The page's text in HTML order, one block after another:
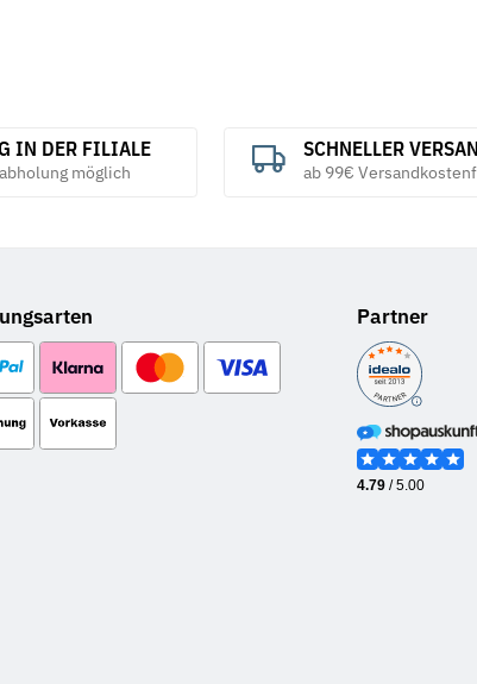
IN DER FILIALE
möglich
SCHNELLER
ab 99€
Partner